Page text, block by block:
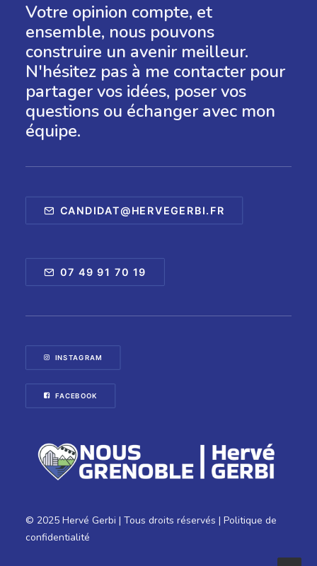
Votre opinion compte, et
ensemble, nous pouvons
construire un avenir meilleur.
N'hésitez pas à me contacter pour
partager vos idées, poser vos
questions ou échanger avec mon
équipe.
CANDIDAT@HERVEGERBI.FR
07 49 91 70 19
INSTAGRAM
FACEBOOK
© 2025 Hervé Gerbi | Tous droits réservés | Politique de
confidentialité